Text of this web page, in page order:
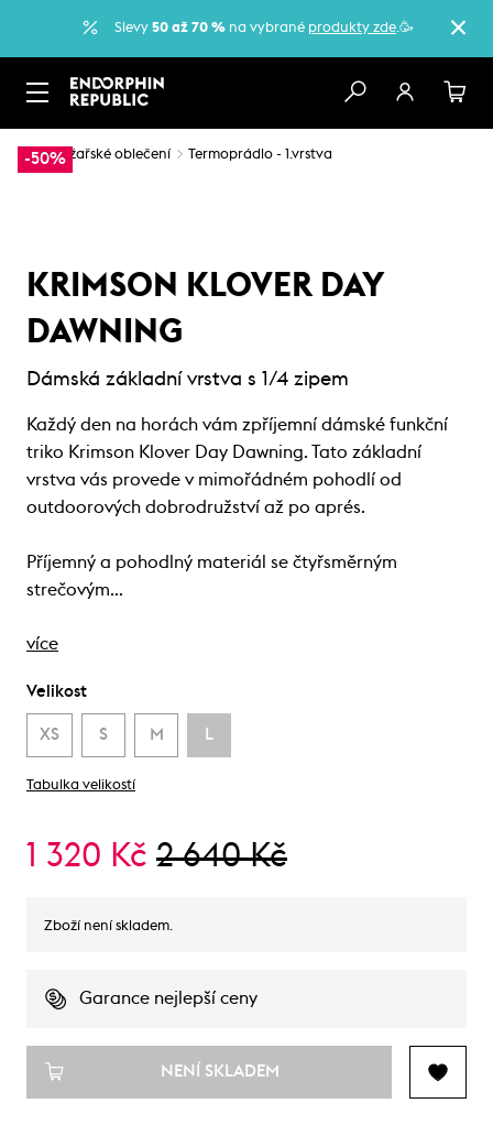
Slevy 50 až 70 % na vybrané produkty zde.🥳
-50%
… Lyžařské oblečení Termoprádlo - 1.vrstva
KRIMSON KLOVER DAY
DAWNING
Dámská základní vrstva s 1/4 zipem
Každý den na horách vám zpříjemní dámské funkční
triko Krimson Klover Day Dawning. Tato základní
vrstva vás provede v mimořádném pohodlí od
outdoorových dobrodružství až po aprés.
Příjemný a pohodlný materiál se čtyřsměrným
strečovým…
více
Velikost
XS S M L
Tabulka velikostí
1 320 Kč 2 640 Kč
Zboží není skladem.
Garance nejlepší ceny
NENÍ SKLADEM